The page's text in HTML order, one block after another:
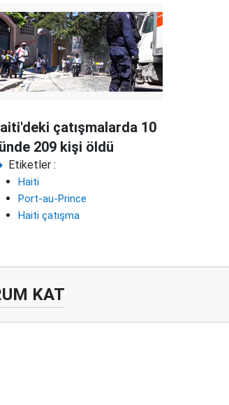
çatışmalarda 10
209 kişi öldü
Etiketler :
Haiti
Port-au-Prince
Haiti çatışma
KAT